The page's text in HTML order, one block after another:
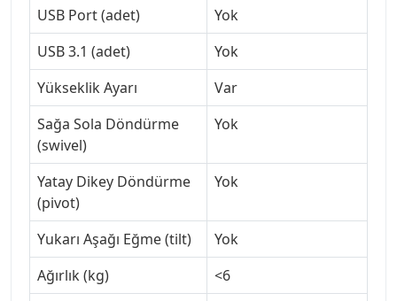
USB Port (adet)
Yok
USB 3.1 (adet)
Yok
Yükseklik Ayarı
Var
Sağa Sola Döndürme
(swivel)
Yok
Yatay Dikey Döndürme
(pivot)
Yok
Yukarı Aşağı Eğme (tilt)
Yok
Ağırlık (kg)
<6